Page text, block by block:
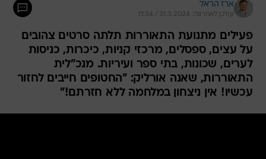
ארז הראל
עודכן לאחרונה: 31.3.2024 / 11:34
פעילים מתנועת התאוררות תלתה סרטים צהובים
על עצים, ספסלים, מרכזי קניות, כיכרות, כניסות
לערים, שכונות, בתי ספר ועיריות. מנכ"לית
התאוררות, שאנה אורליק: "החטופים חייבים לחזור
עכשיו! אין ניצחון במלחמה ללא חזרתם!"